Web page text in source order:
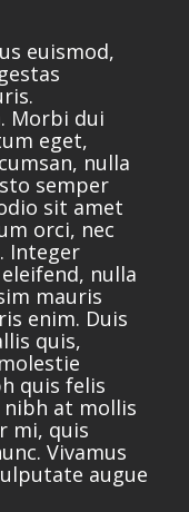
euismod,
Morbi dui
eget,
nulla
semper
sit amet
orci, nec
Integer
nulla
mauris
enim. Duis
quis,
quis felis
nibh at mollis
mi, quis
Vivamus
augue